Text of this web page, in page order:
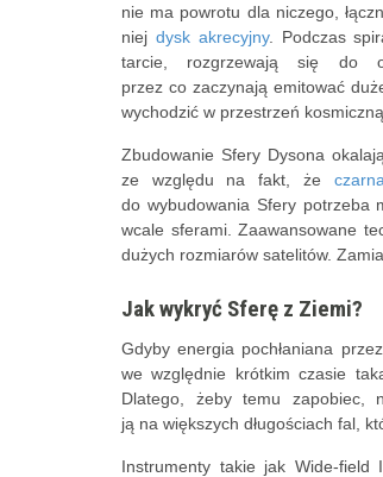
nie ma powrotu dla niczego,
niej dysk akrecyjny. Podczas
tarcie, rozgrzewają się do
przez co zaczynają emitować
wychodzić w przestrzeń
Zbudowanie Sfery Dysona
ze względu na fakt, że
do wybudowania Sfery potrzeba
wcale sferami. Zaawansowane
dużych rozmiarów satelitów.
Jak wykryć Sferę z Ziemi?
Gdyby energia pochłaniana
we względnie krótkim czasie
Dlatego, żeby temu zapobiec,
ją na większych długościach fal,
Instrumenty takie jak Wide-field